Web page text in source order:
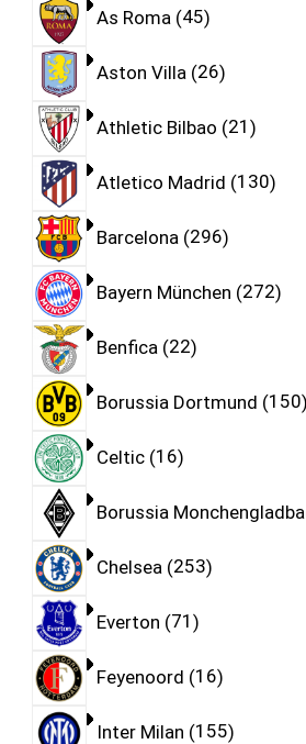
As Roma 45
Aston Villa 26
Athletic Bilbao 21
Atletico Madrid 130
Barcelona 296
Bayern München 272
Benfica 22
Borussia Dortmund 150
Celtic 16
Borussia
Chelsea 253
Everton 71
Feyenoord 16
Inter Milan 155